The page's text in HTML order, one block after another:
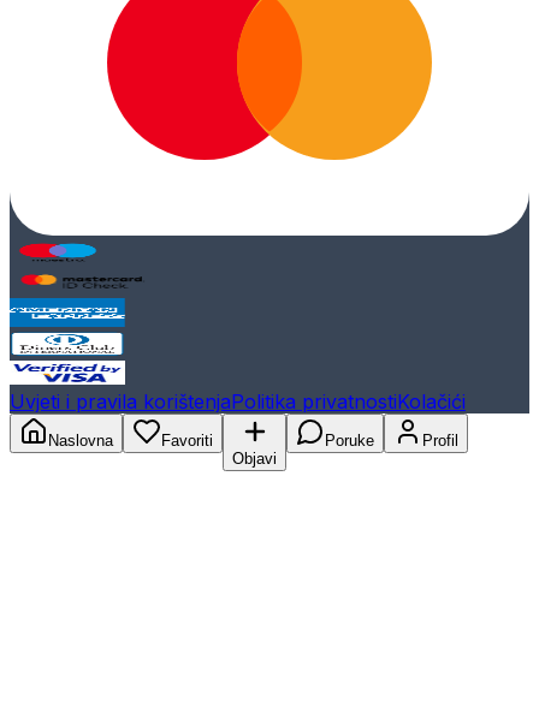
Uvjeti i pravila korištenjaPolitika privatnostiKolačići
Naslovna
Favoriti
Objavi
Poruke Profil